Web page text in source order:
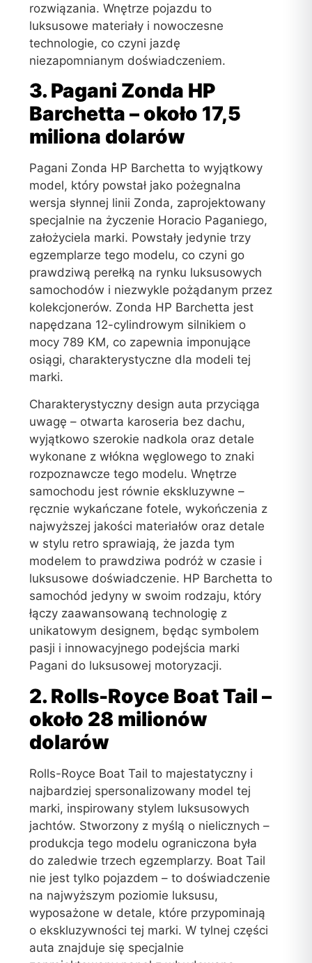
rozwiązania. Wnętrze pojazdu to
luksusowe materiały i nowoczesne
technologie, co czyni jazdę
niezapomnianym doświadczeniem.
3. Pagani Zonda HP
Barchetta – około 17,5
miliona dolarów
Pagani Zonda HP Barchetta to wyjątkowy
model, który powstał jako pożegnalna
wersja słynnej linii Zonda, zaprojektowany
specjalnie na życzenie Horacio Paganiego,
założyciela marki. Powstały jedynie trzy
egzemplarze tego modelu, co czyni go
prawdziwą perełką na rynku luksusowych
samochodów i niezwykle pożądanym przez
kolekcjonerów. Zonda HP Barchetta jest
napędzana 12-cylindrowym silnikiem o
mocy 789 KM, co zapewnia imponujące
osiągi, charakterystyczne dla modeli tej
marki.
Charakterystyczny design auta przyciąga
uwagę – otwarta karoseria bez dachu,
wyjątkowo szerokie nadkola oraz detale
wykonane z włókna węglowego to znaki
rozpoznawcze tego modelu. Wnętrze
samochodu jest równie ekskluzywne –
ręcznie wykańczane fotele, wykończenia z
najwyższej jakości materiałów oraz detale
w stylu retro sprawiają, że jazda tym
modelem to prawdziwa podróż w czasie i
luksusowe doświadczenie. HP Barchetta to
samochód jedyny w swoim rodzaju, który
łączy zaawansowaną technologię z
unikatowym designem, będąc symbolem
pasji i innowacyjnego podejścia marki
Pagani do luksusowej motoryzacji.
2. Rolls-Royce Boat Tail –
około 28 milionów
dolarów
Rolls-Royce Boat Tail to majestatyczny i
najbardziej spersonalizowany model tej
marki, inspirowany stylem luksusowych
jachtów. Stworzony z myślą o nielicznych –
produkcja tego modelu ograniczona była
do zaledwie trzech egzemplarzy. Boat Tail
nie jest tylko pojazdem – to doświadczenie
na najwyższym poziomie luksusu,
wyposażone w detale, które przypominają
o ekskluzywności tej marki. W tylnej części
auta znajduje się specjalnie